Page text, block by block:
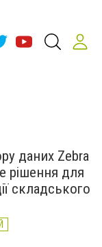
даних Zebra
рішення для
складського